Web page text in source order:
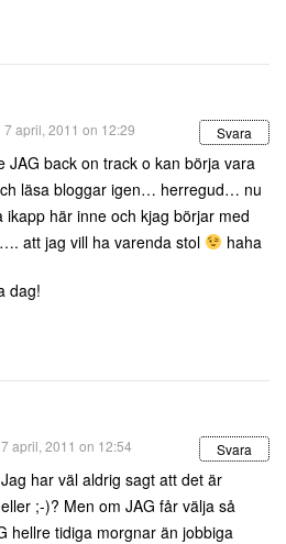
7 april, 2011 on 12:29 Svara
JAG back on track o kan börja vara
läsa bloggar igen… herregud… nu
ikapp här inne och kjag börjar med
att jag vill ha varenda stol
haha
dag!
7 april, 2011 on 12:54 Svara
har väl aldrig sagt att det är
;-)? Men om JAG får välja så
hellre tidiga morgnar än jobbiga